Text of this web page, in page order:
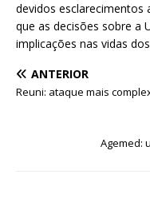
devidos esclarecimentos
que as decisões sobre a
implicações nas vidas
ANTERIOR
Reuni: ataque mais
Agemed: